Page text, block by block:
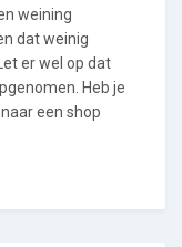
weining
dat weinig
er wel op dat
Heb je
een shop